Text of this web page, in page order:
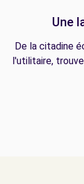
Une
De la citadine
l'utilitaire,